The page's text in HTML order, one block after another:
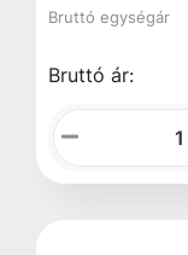
Bruttó egységár
Bruttó ár: